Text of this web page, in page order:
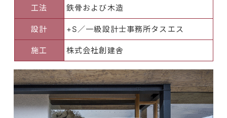
工法 鉄骨および木造
設計 +S／一級設計士事務所タスエス
施工 株式会社創建舎